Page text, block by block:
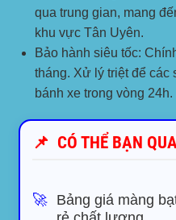
qua trung gian, mang
khu vực Tân Uyên.
Bảo hành siêu tốc:
tháng. Xử lý triệt để các
bánh xe trong vòng 24h.
📌 CÓ THỂ BẠN
🚀
Bảng giá màng